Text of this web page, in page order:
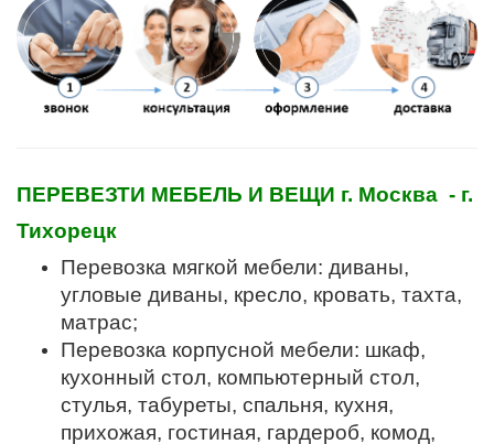
ПЕРЕВЕЗТИ МЕБЕЛЬ И ВЕЩИ г. Москва - г.
Тихорецк
Перевозка мягкой мебели: диваны,
угловые диваны, кресло, кровать, тахта,
матрас;
Перевозка корпусной мебели: шкаф,
кухонный стол, компьютерный стол,
стулья, табуреты, спальня, кухня,
прихожая, гостиная, гардероб, комод,